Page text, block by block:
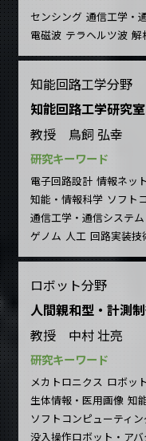
センシング 通信工学・
電磁波 テラヘルツ波 解
知能回路工学分野
知能回路工学研究室
教授 鳥飼 弘幸
研究キーワード
電子回路設計 情報ネッ
知能・情報科学 ソフト
通信工学・通信システム
ゲノム 人工 回路実装技
ロボット分野
人間親和型・計測
教授 中村 壮亮
研究キーワード
メカトロニクス ロボット
生体情報・医用画像 知
ソフトコンピューティン
没入操作ロボット・アバ